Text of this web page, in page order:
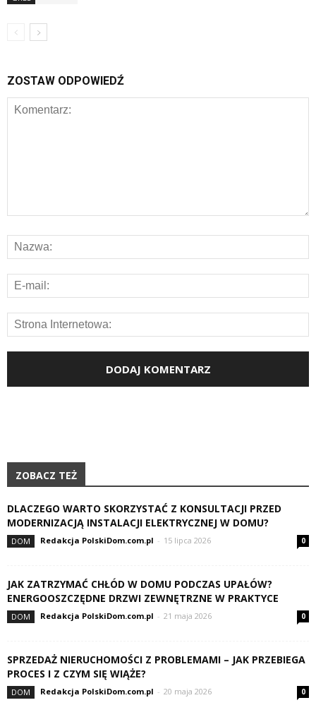
ZOSTAW ODPOWIEDŹ
ZOBACZ TEŻ
DLACZEGO WARTO SKORZYSTAĆ Z KONSULTACJI PRZED
MODERNIZACJĄ INSTALACJI ELEKTRYCZNEJ W DOMU?
DOM Redakcja PolskiDom.com.pl - 15 lipca 2026 0
JAK ZATRZYMAĆ CHŁÓD W DOMU PODCZAS UPAŁÓW?
ENERGOOSZCZĘDNE DRZWI ZEWNĘTRZNE W PRAKTYCE
DOM Redakcja PolskiDom.com.pl - 21 maja 2026 0
SPRZEDAŻ NIERUCHOMOŚCI Z PROBLEMAMI – JAK PRZEBIEGA
PROCES I Z CZYM SIĘ WIĄŻE?
DOM Redakcja PolskiDom.com.pl - 20 maja 2026 0